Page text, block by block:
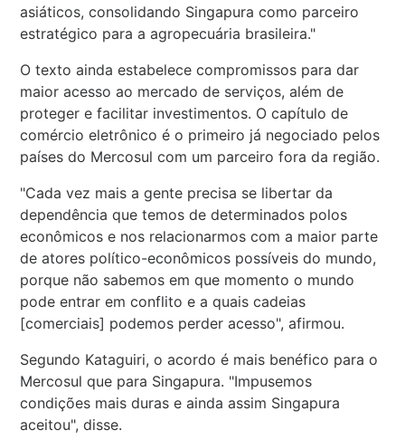
asiáticos, consolidando Singapura como parceiro
estratégico para a agropecuária brasileira."
O texto ainda estabelece compromissos para dar
maior acesso ao mercado de serviços, além de
proteger e facilitar investimentos. O capítulo de
comércio eletrônico é o primeiro já negociado pelos
países do Mercosul com um parceiro fora da região.
"Cada vez mais a gente precisa se libertar da
dependência que temos de determinados polos
econômicos e nos relacionarmos com a maior parte
de atores político-econômicos possíveis do mundo,
porque não sabemos em que momento o mundo
pode entrar em conflito e a quais cadeias
[comerciais] podemos perder acesso", afirmou.
Segundo Kataguiri, o acordo é mais benéfico para o
Mercosul que para Singapura. "Impusemos
condições mais duras e ainda assim Singapura
aceitou", disse.